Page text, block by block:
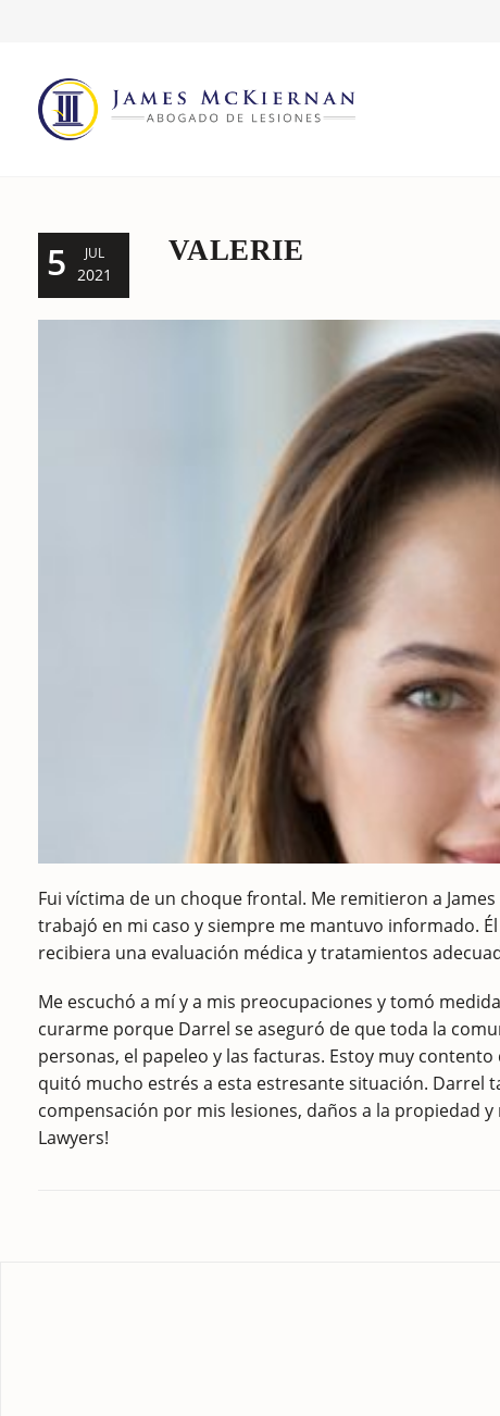
5 JUL
2021
VALERIE
Fui víctima de un choque frontal. Me remitieron a
trabajó en mi caso y siempre me mantuvo informado.
recibiera una evaluación médica y tratamientos
Me escuchó a mí y a mis preocupaciones y tomó
curarme porque Darrel se aseguró de que toda la
personas, el papeleo y las facturas. Estoy muy
quitó mucho estrés a esta estresante situación. Darrel
compensación por mis lesiones, daños a la propiedad y
Lawyers!